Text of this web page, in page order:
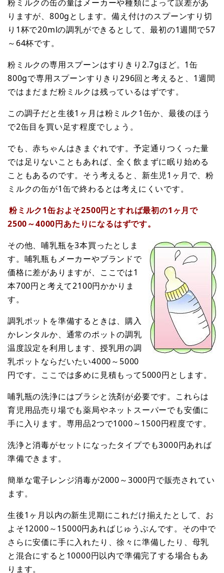
粉ミルクの缶の量はメーカーや種類によって誤差があ
りますが、800gとします。備え付けのスプーンすり切
り1杯で20mlの調乳ができるとして、最初の1週間で57
～64杯です。
粉ミルクの専用スプーンはすりきり2.7gほど。1缶
800gで専用スプーンすりきり296回と考えると、1週間
ではまだまだ粉ミルクは残っているはずです。
この調子だと生後1ヶ月は粉ミルク1缶か、最後のほう
で2缶目を買い足す程度でしょう。
でも、赤ちゃんはきまぐれです。予定通りつくった量
では足りないこともあれば、全く飲まずに眠り始める
こともあるのです。そう考えると、新生児1ヶ月で、粉
ミルクの缶が1缶で終わるとは考えにくいです。
粉ミルク1缶およそ2500円とすれば最初の1ヶ月で
2500～4000円あたりになるはずです。
その他、哺乳瓶を3本買ったとしま
す。哺乳瓶もメーカーやブランドで
価格に差がありますが、ここでは1
本700円と考えて2100円かかりま
す。
調乳ポットを準備するときは、購入
かレンタルか、通常のポットの調乳
温度設定を利用します、授乳用の調
乳ポットならだいたい4000～5000
円です。ここでは多めに見積もって5000円とします。
哺乳瓶の洗浄にはブラシと洗剤が必要です。これらは
育児用品売り場でも薬局やネットスーパーでも安価に
手に入ります。専用品2つで1000～1500円程度です。
洗浄と消毒がセットになったタイプでも3000円あれば
準備できます。
簡単な電子レンジ消毒が2000～3000円で販売されてい
ます。
生後1ヶ月以内の新生児期にこれだけ揃えたとして、お
よそ12000～15000円あればじゅうぶんです。その中で
さらに安価に手に入れたり、徐々に準備したり、母乳
と混合にすると10000円以内で準備完了する場合もあ
ります。